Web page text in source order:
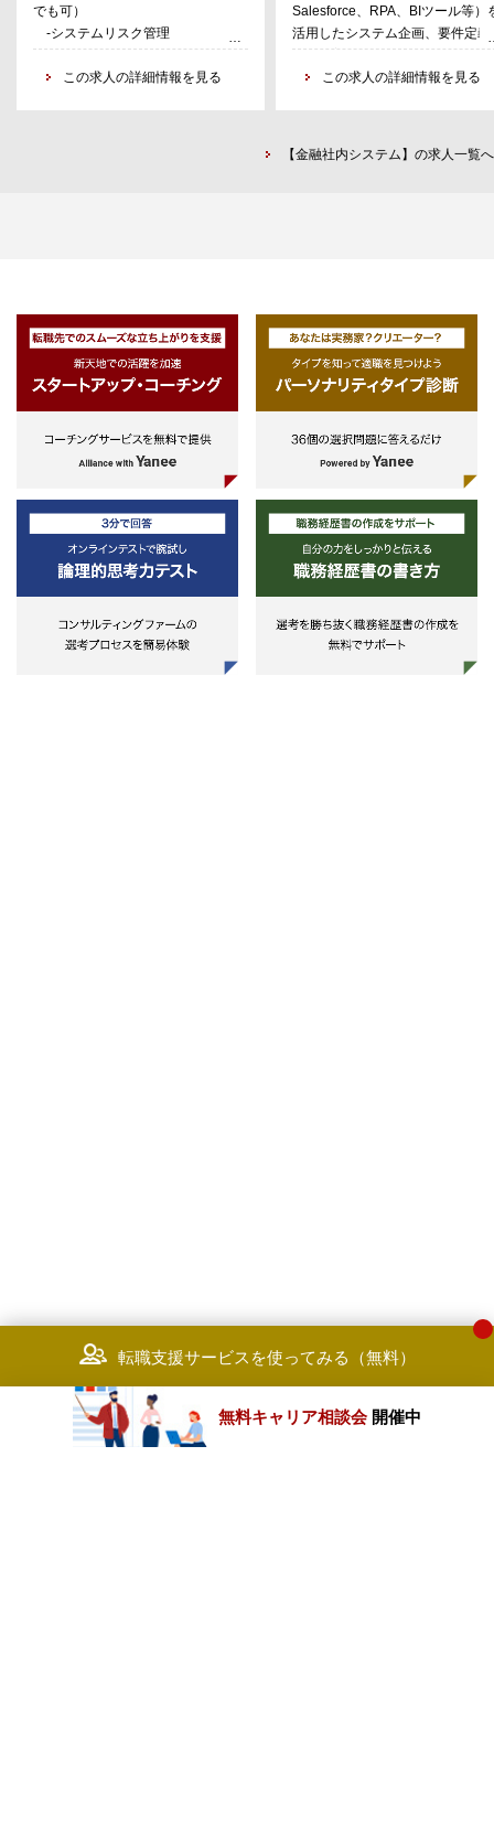
スクに関連した各種メトリクスの管
スクに関連したポリシー/スタンダー
企画および推進＞
・SOX、法令、金融庁など各種ITコ
ンプライアンス関連事項対応のため
の企画と推進
でも可）
-システムリスク管理
-システム監査
-ITセキュリティ
この求人の詳細情報を見る
よび経営層への報告
・プロジェクト推進におけるベン
管理）と、業務推進部内の体制整
Salesforce、RPA、BIツール等）
活用したシステム企画、要件定義
業務改善の経験
※Salesforce、RPA、Tableauなど
横断のプロジェクト推進スキル
キル
-不動産業界またはファンドビジ
ネスに関する知識（尚可）
この求人の詳細情報を見る
【金融社内システム】の求人一覧へ
転職支援サービスを使ってみる（無料）
無料キャリア相談会 開催中